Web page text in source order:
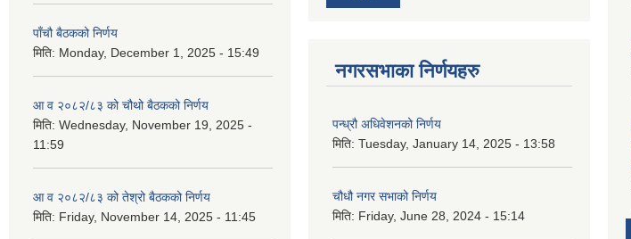
पाँचौ बैठकको निर्णय
मिति: Monday, December 1, 2025 - 15:49
आ व २०८२/८३ को चौथो बैठकको निर्णय
मिति: Wednesday, November 19, 2025 -
11:59
आ व २०८२/८३ को तेश्रो बैठकको निर्णय
मिति: Friday, November 14, 2025 - 11:45
नगरसभाका निर्णयहरु
पन्ध्रौ अधिवेशनको निर्णय
मिति: Tuesday, January 14, 2025 - 13:58
चौधौ नगर सभाको निर्णय
मिति: Friday, June 28, 2024 - 15:14